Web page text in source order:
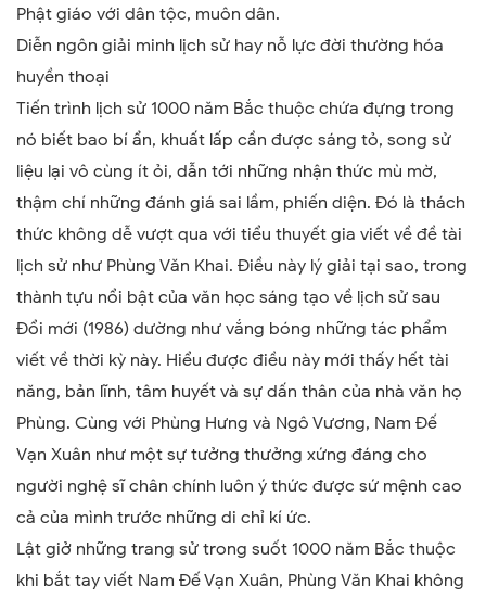
Phật giáo với dân tộc, muôn dân.
Diễn ngôn giải minh lịch sử hay nỗ lực đời thường hóa
huyền thoại
Tiến trình lịch sử 1000 năm Bắc thuộc chứa đựng trong
nó biết bao bí ẩn, khuất lấp cần được sáng tỏ, song sử
liệu lại vô cùng ít ỏi, dẫn tới những nhận thức mù mờ,
thậm chí những đánh giá sai lầm, phiến diện. Đó là thách
thức không dễ vượt qua với tiểu thuyết gia viết về đề tài
lịch sử như Phùng Văn Khai. Điều này lý giải tại sao, trong
thành tựu nổi bật của văn học sáng tạo về lịch sử sau
Đổi mới (1986) dường như vắng bóng những tác phẩm
viết về thời kỳ này. Hiểu được điều này mới thấy hết tài
năng, bản lĩnh, tâm huyết và sự dấn thân của nhà văn họ
Phùng. Cùng với Phùng Hưng và Ngô Vương, Nam Đế
Vạn Xuân như một sự tưởng thưởng xứng đáng cho
người nghệ sĩ chân chính luôn ý thức được sứ mệnh cao
cả của mình trước những di chỉ kí ức.
Lật giở những trang sử trong suốt 1000 năm Bắc thuộc
khi bắt tay viết Nam Đế Vạn Xuân, Phùng Văn Khai không